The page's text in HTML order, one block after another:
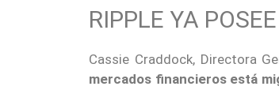
RIPPLE YA
Cassie Craddock, Directora
mercados financieros está